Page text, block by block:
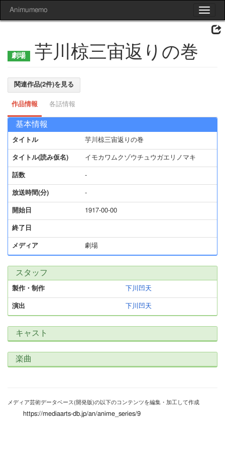
Toggle
Animumemo
芋川椋三宙返りの巻
関連作品(2件)を見る
作品情報 各話情報
基本情報
タイトル 芋川椋三宙返りの巻
タイトル(読み仮名) イモカワムクゾウチュウガエリノマキ
話数 -
放送時間(分) -
開始日 1917-00-00
終了日
メディア 劇場
スタッフ
製作・制作 下川凹天
演出 下川凹天
キャスト
楽曲
メディア芸術データベース(開発版)の以下のコンテンツを編集・加工して作成
https://mediaarts-db.jp/an/anime_series/9